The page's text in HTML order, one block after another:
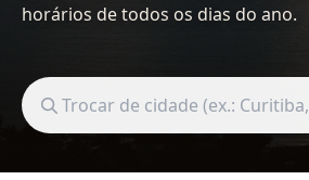
horários de todos os dias do ano.
Buscar cidade